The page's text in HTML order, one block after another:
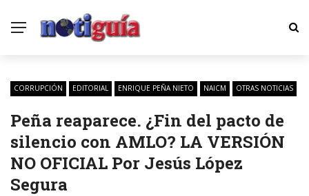
CORRUPCIÓN EDITORIAL ENRIQUE PEÑA NIETO NAICM OTRAS NOTICIAS
Peña reaparece. ¿Fin del pacto de
silencio con AMLO? LA VERSIÓN
NO OFICIAL Por Jesús López
Segura